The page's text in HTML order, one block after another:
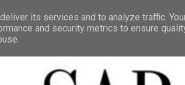
its services and to analyze traffic.
and security metrics to ensure